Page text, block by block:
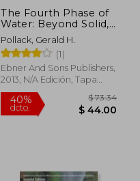
The Fourth Phase of
Water: Beyond Solid,
Liquid, and Vapor (en
Inglés)
Pollack, Gerald H.
(1)
Ebner And Sons Publishers,
2013, N/A Edición, Tapa
Blanda, Nuevo